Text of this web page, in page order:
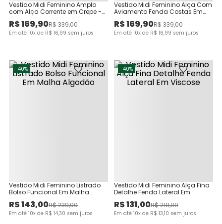
Vestido Midi Feminino Amplo
com Alça Corrente em Crepe -
ENFIM
R$169,90R$339,00
Em até 10x de R$ 16,99 sem juros
Vestido Midi Feminino Alça Com
Aviamento Fenda Costas Em
Viscolinho
R$169,90R$339,00
Em até 10x de R$ 16,99 sem juros
-40%
Vestido Midi Feminino Listrado
Bolso Funcional Em Malha
Algodão
R$143,00R$239,00
Em até 10x de R$ 14,30 sem juros
-40%
Vestido Midi Feminino Alça Fina
Detalhe Fenda Lateral Em
Viscose
R$131,00R$219,00
Em até 10x de R$ 13,10 sem juros